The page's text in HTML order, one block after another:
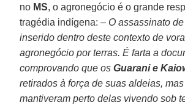
no MS, o agronegócio é o grande
tragédia indígena: – O assassinato
inserido dentro deste contexto de
agronegócio por terras. É farta a
comprovando que osGuarani e
retirados à força de suas aldeias,
mantiveram perto delas vivendo sob